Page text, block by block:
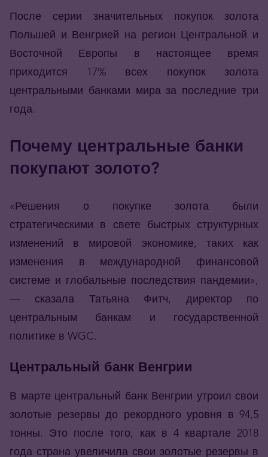
После серии значительных покупок золота
Польшей и Венгрией на регион Центральной и
Восточной Европы в настоящее время
приходится 17% всех покупок золота
центральными банками мира за последние три
года.
Почему центральные банки
покупают золото?
«Решения о покупке золота были
стратегическими в свете быстрых структурных
изменений в мировой экономике, таких как
изменения в международной финансовой
системе и глобальные последствия пандемии»,
— сказала Татьяна Фитч, директор по
центральным банкам и государственной
политике в WGC.
Центральный банк Венгрии
В марте центральный банк Венгрии утроил свои
золотые резервы до рекордного уровня в 94,5
тонны. Это после того, как в 4 квартале 2018
года страна увеличила свои золотые резервы в